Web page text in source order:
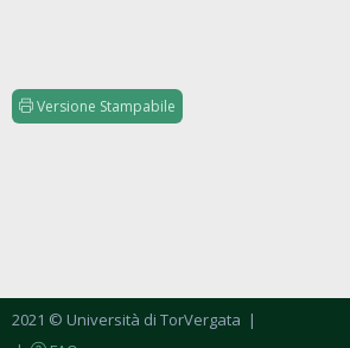
Versione Stampabile
2021 © Università di TorVergata |